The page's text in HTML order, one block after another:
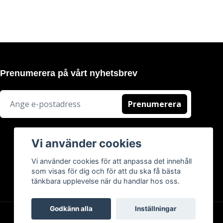
Prenumerera på vårt nyhetsbrev
Prenumerera
Vi använder cookies
Vi använder cookies för att anpassa det innehåll
som visas för dig och för att du ska få bästa
tänkbara upplevelse när du handlar hos oss.
Godkänn alla Inställningar